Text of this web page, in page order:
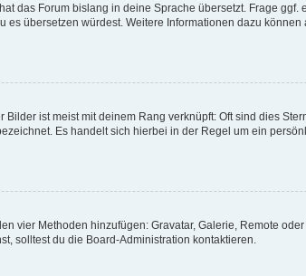
das Forum bislang in deine Sprache übersetzt. Frage
übersetzen würdest. Weitere Informationen dazu können
ist meist mit deinem Rang verknüpft: Oft sind dies
Es handelt sich hierbei in der Regel um ein
vier Methoden hinzufügen: Gravatar, Galerie, Remote
solltest du die Board-Administration kontaktieren.